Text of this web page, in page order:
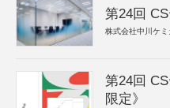
第24回
株式会社中川ケミ
第24回
限定》